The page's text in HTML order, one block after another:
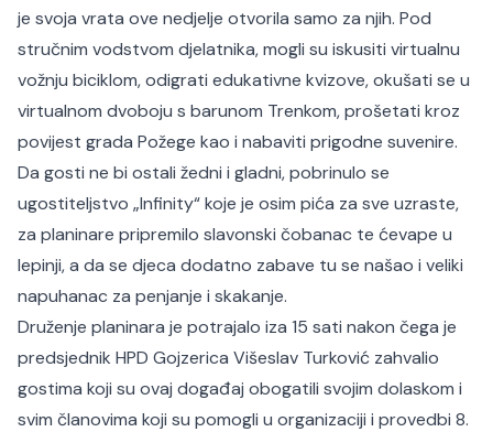
je svoja vrata ove nedjelje otvorila samo za njih. Pod
stručnim vodstvom djelatnika, mogli su iskusiti virtualnu
vožnju biciklom, odigrati edukativne kvizove, okušati se u
virtualnom dvoboju s barunom Trenkom, prošetati kroz
povijest grada Požege kao i nabaviti prigodne suvenire.
Da gosti ne bi ostali žedni i gladni, pobrinulo se
ugostiteljstvo „Infinity“ koje je osim pića za sve uzraste,
za planinare pripremilo slavonski čobanac te ćevape u
lepinji, a da se djeca dodatno zabave tu se našao i veliki
napuhanac za penjanje i skakanje.
Druženje planinara je potrajalo iza 15 sati nakon čega je
predsjednik HPD Gojzerica Višeslav Turković zahvalio
gostima koji su ovaj događaj obogatili svojim dolaskom i
svim članovima koji su pomogli u organizaciji i provedbi 8.